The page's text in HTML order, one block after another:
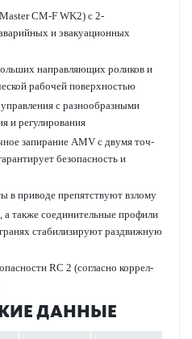
CM-F WK2) с 2-
и эвакуацио­нных
направляющих роликов и
рабочей пове­рхно­стью
с разнообразными
и регулирования
запирание AMV с двумя точ­
безоп­асность и
в при­воде препятствуют взлому
также соединительные профили
стабилизируют раз­д­вижную
RC 2 (согласно коррел­
ДАННЫЕ